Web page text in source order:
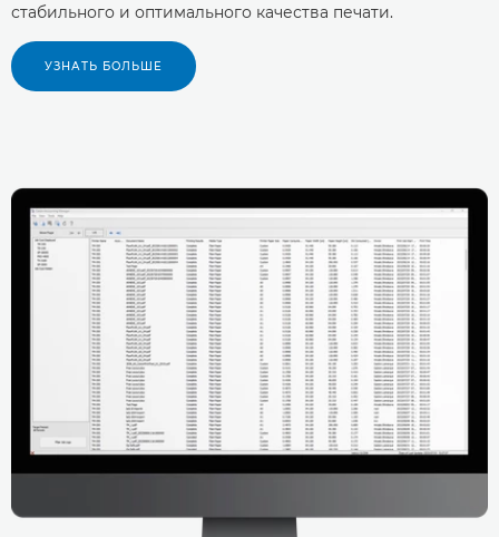
стабильного и оптимального качества печати.
УЗНАТЬ БОЛЬШЕ